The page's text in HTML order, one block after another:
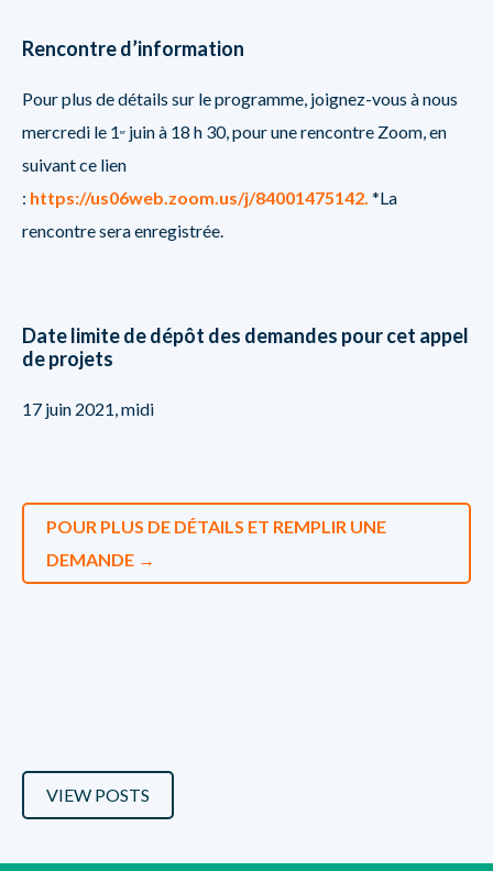
Rencontre d’information
Pour plus de détails sur le programme, joignez-vous à nous
mercredi le 1 er juin à 18 h 30, pour une rencontre Zoom, en
suivant ce lien
: https://us06web.zoom.us/j/84001475142. *La
rencontre sera enregistrée.
Date limite de dépôt des demandes pour cet appel
de projets
17 juin 2021, midi
POUR PLUS DE DÉTAILS ET REMPLIR UNE
DEMANDE →
VIEW POSTS